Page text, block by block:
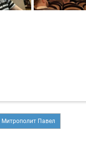
Митрополит Павел